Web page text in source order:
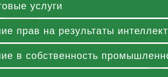
услуги
прав на результаты
в собственность